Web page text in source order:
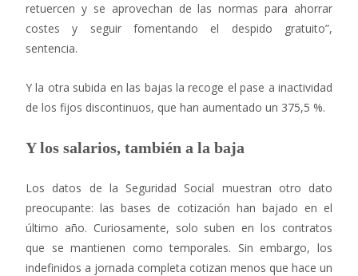
retuercen y se aprovechan de las normas para ahorrar
costes y seguir fomentando el despido gratuito”,
sentencia.
Y la otra subida en las bajas la recoge el pase a inactividad
de los fijos discontinuos, que han aumentado un 375,5 %.
Y los salarios, también a la baja
Los datos de la Seguridad Social muestran otro dato
preocupante: las bases de cotización han bajado en el
último año. Curiosamente, solo suben en los contratos
que se mantienen como temporales. Sin embargo, los
indefinidos a jornada completa cotizan menos que hace un